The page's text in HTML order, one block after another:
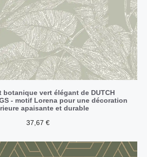
botanique vert élégant de DUTCH
- motif Lorena pour une décoration
apaisante et durable
37,67 €